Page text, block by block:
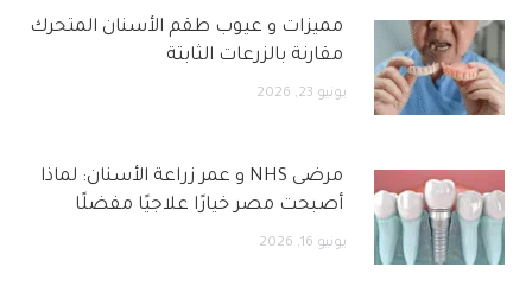
مميزات و عيوب طقم الأسنان المتحرك
مقارنة بالزرعات الثابتة
يونيو 23, 2026
مرضى NHS و عمر زراعة الأسنان: لماذا
أصبحت مصر خيارًا علاجيًا مفضلًا
يونيو 16, 2026